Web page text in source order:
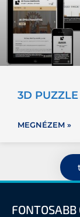
3D PUZZLE
MEGNÉZEM »